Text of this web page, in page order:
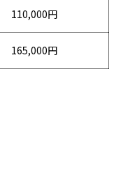
110,000円
165,000円